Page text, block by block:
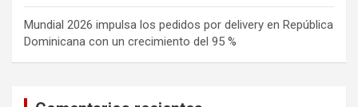
Mundial 2026 impulsa los pedidos por delivery en República
Dominicana con un crecimiento del 95 %